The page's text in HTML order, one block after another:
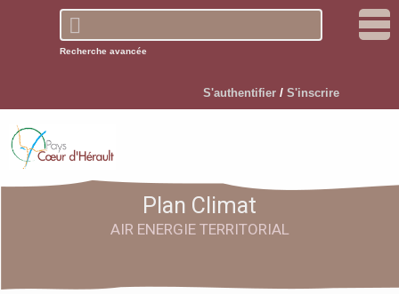
Recherche avancée
S'authentifier/ S'inscrire
Plan Climat
AIR ENERGIE TERRITORIAL